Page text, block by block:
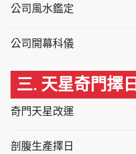
公司風水鑑定
公司開幕科儀
三. 天星奇門擇日
奇門天星改運
剖腹生產擇日